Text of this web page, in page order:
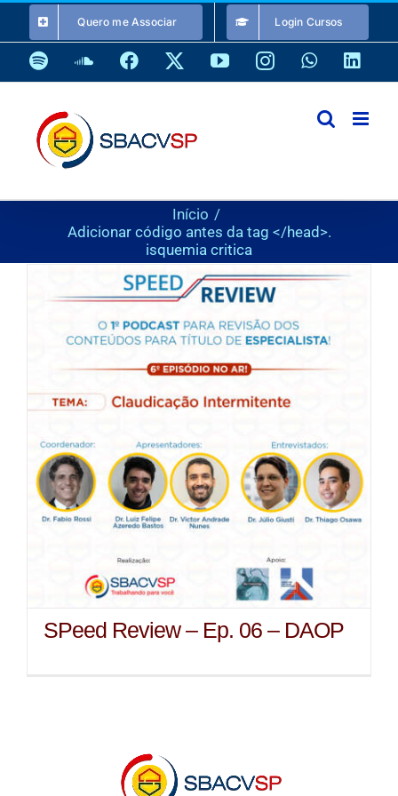
o
conteúdo
Quero me Associar Login Cursos
SpotifySoundCloud
Facebook YouTubeInstagramWhatsApp
Início
Adicionar código antes da tag </head>.
isquemia critica
SPeed Review – Ep. 06 – DAOP